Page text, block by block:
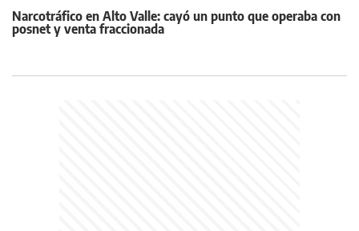
Narcotráfico en Alto Valle: cayó un punto que operaba con
posnet y venta fraccionada